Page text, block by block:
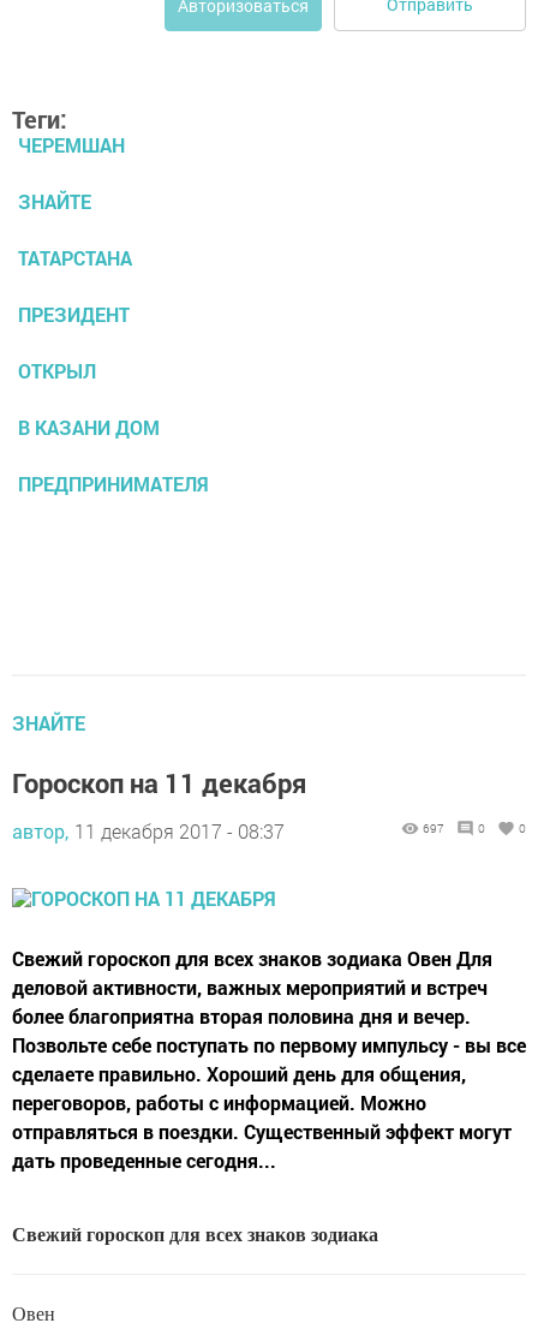
Авторизоваться Отправить
Теги:
ЧЕРЕМШАН
ЗНАЙТЕ
ТАТАРСТАНА
ПРЕЗИДЕНТ
ОТКРЫЛ
В КАЗАНИ ДОМ
ПРЕДПРИНИМАТЕЛЯ
ЗНАЙТЕ
Гороскоп на 11 декабря
автор, 11 декабря 2017 - 08:37 697 0 0
Свежий гороскоп для всех знаков зодиака Овен Для
деловой активности, важных мероприятий и встреч
более благоприятна вторая половина дня и вечер.
Позвольте себе поступать по первому импульсу - вы все
сделаете правильно. Хороший день для общения,
переговоров, работы с информацией. Можно
отправляться в поездки. Существенный эффект могут
дать проведенные сегодня...
Свежий гороскоп для всех знаков зодиака
Овен